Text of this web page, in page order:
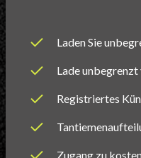
Laden Sie
Lade
Registriertes
Zugang zu